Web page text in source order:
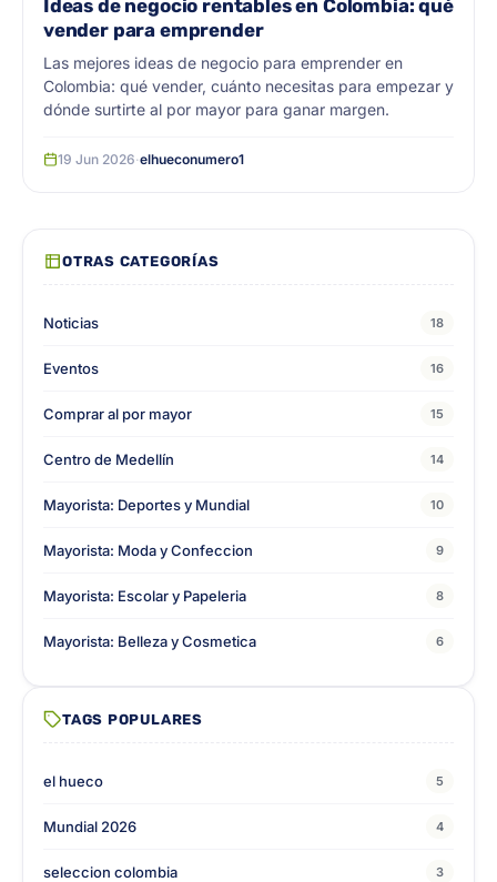
Ideas de negocio rentables en Colombia: qué
vender para emprender
Las mejores ideas de negocio para emprender en
Colombia: qué vender, cuánto necesitas para empezar y
dónde surtirte al por mayor para ganar margen.
19 Jun 2026·elhueconumero1
OTRAS CATEGORÍAS
Noticias 18
Eventos 16
Comprar al por mayor 15
Centro de Medellín 14
Mayorista: Deportes y Mundial 10
Mayorista: Moda y Confeccion 9
Mayorista: Escolar y Papeleria 8
Mayorista: Belleza y Cosmetica 6
TAGS POPULARES
el hueco 5
Mundial 2026 4
seleccion colombia 3